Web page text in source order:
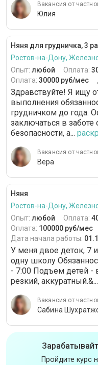
Вакансия от
Юлия
Няня для грудничка, 3
Ростов-на-Дону,
Опыт: любой Оплата:
Оплата: 30000 руб/мес
Здравствуйте! Я ищу
выполнения
грудничком до года.
заключаться в
безопасности, а...
Вакансия от
Вера
Няня
Ростов-на-Дону,
Опыт: любой Оплата:
Оплата: 100000 руб/мес
Дата начала работы:
У меня двое деток, 7
одну школу
- 7:00 Подъем детей
резкий, аккуратный.&...
Вакансия от
Сабина
Пройдите курс